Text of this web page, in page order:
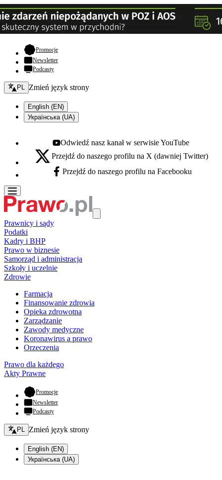
Promocje- otwiera się w nowej karcie
Newsletter
Podcasty
Zmień język - bieżący:
PL Zmień język strony
English (EN)
Українська (UA)
Youtube - otwiera się w nowej karcie
Odwiedź nasz kanał w serwisie YouTube
X - otwiera się w nowej karcie
Przejdź do naszego profilu na X (dawniej Twitter)
Facebook - otwiera się w nowej karcie
Przejdź do naszego profilu na Facebooku
Prawnicy i sądy
Podatki
Kadry i BHP
Prawo w biznesie
Samorząd i administracja
Szkoły i uczelnie
Zdrowie
Farmacja
Finansowanie zdrowia
Opieka zdrowotna
Zarządzanie
Zawody medyczne
Koronawirus a prawo
Orzeczenia
Prawo dla każdego
Akty Prawne
Promocje- otwiera się w nowej karcie
Newsletter
Podcasty
Zmień język - bieżący:
PL Zmień język strony
English (EN)
Українська (UA)